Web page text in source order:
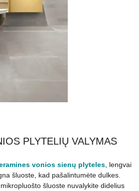
PLYTELIŲ VALYMAS
vonios sienų plyteles , lengvai
šluoste, kad pašalintumėte dulkes.
šluoste nuvalykite didelius